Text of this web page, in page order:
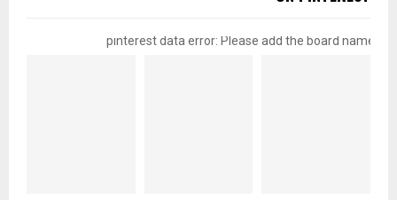
pinterest data error: Please add the board name